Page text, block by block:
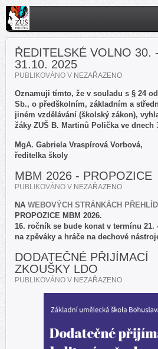
ŘEDITELSKÉ VOLNO 30. -
31.10. 2025
PUBLIKOVÁNO V NEZAŘAZENO
Oznamuji tímto, že v souladu s § 24
Sb., o předškolním, základním a
jiném vzdělávání (školský zákon),
žáky ZUŠ B. Martinů Polička ve dnech
MgA. Gabriela Vraspírová Vorbová,
ředitelka školy
MBM 2026 - PROPOZICE
PUBLIKOVÁNO V NEZAŘAZENO
NA WEBOVÝCH STRÁNKÁCH
PROPOZICE MBM 2026.
16. ročník se bude konat v termínu 21.
na zpěváky a hráče na dechové
DODATEČNÉ PŘIJÍMACÍ
ZKOUŠKY LDO
PUBLIKOVÁNO V NEZAŘAZENO